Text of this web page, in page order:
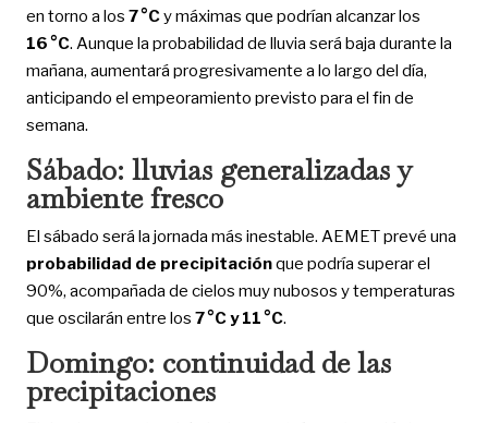
en torno a los 7 °Cy máximas que podrían alcanzar los
16 °C. Aunque la probabilidad de lluvia será baja durante la
mañana, aumentará progresivamente a lo largo del día,
anticipando el empeoramiento previsto para el fin de
semana.
Sábado: lluvias generalizadas y
ambiente fresco
El sábado será la jornada más inestable. AEMET prevé una
probabilidad de precipitaciónque podría superar el
90%, acompañada de cielos muy nubosos y temperaturas
que oscilarán entre los 7 °C y 11 °C.
Domingo: continuidad de las
precipitaciones